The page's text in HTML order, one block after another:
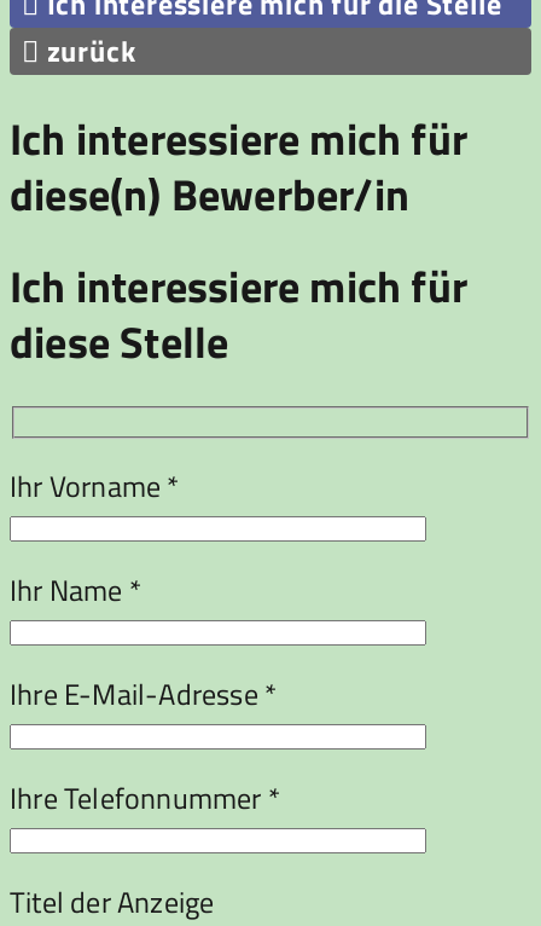
 zurück
Ich interessiere mich für
diese(n) Bewerber/in
Ich interessiere mich für
diese Stelle
Ihr Vorname *
Ihr Name *
Ihre E-Mail-Adresse *
Ihre Telefonnummer *
Titel der Anzeige